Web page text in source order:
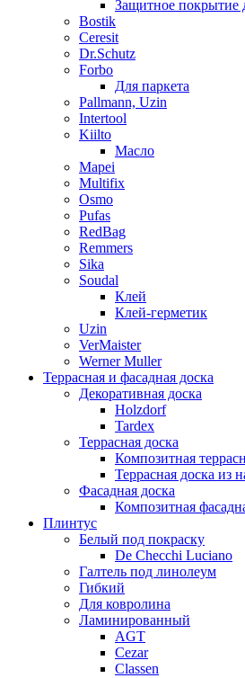
Защитное покрытие
Bostik
Ceresit
Dr.Schutz
Forbo
Для паркета
Pallmann, Uzin
Intertool
Kiilto
Масло
Mapei
Multifix
Osmo
Pufas
RedBag
Remmers
Sika
Soudal
Клей
Клей-герметик
Uzin
VerMaister
Werner Muller
Террасная и фасадная доска
Декоративная доска
Holzdorf
Tardex
Террасная доска
Композитная
Террасная доска из
Фасадная доска
Композитная
Плинтус
Белый под покраску
De Checchi Luciano
Галтель под линолеум
Гибкий
Для ковролина
Ламинированный
AGT
Cezar
Classen